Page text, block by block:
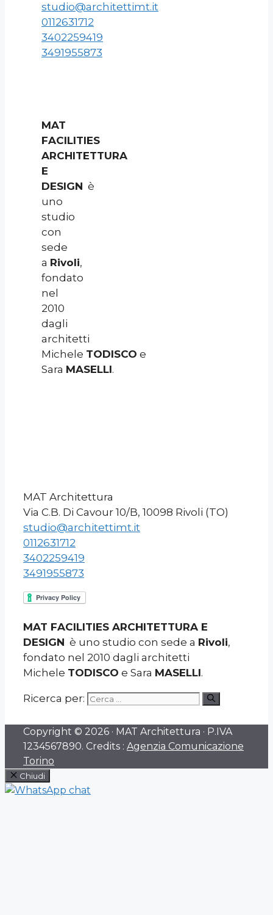
studio@architettimt.it
0112631712
3402259419
3491955873
MAT
FACILITIES
ARCHITETTURA
E
DESIGN è
uno
studio
con
sede
a Rivoli,
fondato
nel
2010
dagli
architetti
Michele TODISCO e
Sara MASELLI.
MAT Architettura
Via C.B. Di Cavour 10/B, 10098 Rivoli (TO)
studio@architettimt.it
0112631712
3402259419
3491955873
MAT FACILITIES ARCHITETTURA E
DESIGN è uno studio con sede a Rivoli,
fondato nel 2010 dagli architetti
Michele TODISCO e Sara MASELLI.
Ricerca per:
Copyright © 2026 · MAT Architettura · P.IVA
1234567890. Credits : Agenzia Comunicazione
Torino
Chiudi